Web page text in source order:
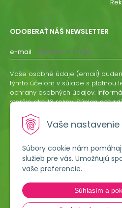
Vaše
Súbory cookie nám
služieb pre vás. Umožňujú
vaše preferencie.
Súhlasím a
Lumigreen, s.r.o.
Hradská 535
ODOBERAŤ NÁŠ NEWSLETTER
e-mail
ODOBERAŤ
Vaše osobné údaje (email)
týmto účelom v súlade s platnou
ochrany osobných údajov.
staršie ako 16 rokov. Súhlas
odvolať písomne, emailom alebo
ktoréhokoľvek informačného